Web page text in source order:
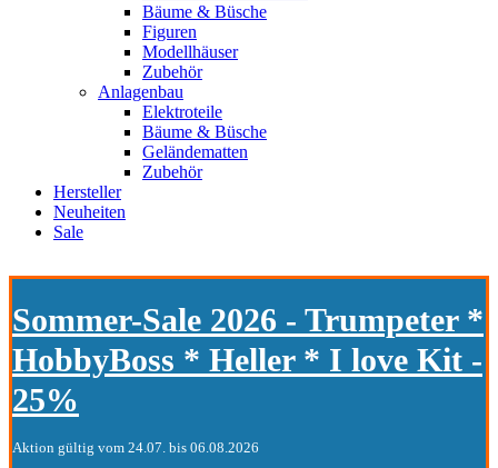
Bäume & Büsche
Figuren
Modellhäuser
Zubehör
Anlagenbau
Elektroteile
Bäume & Büsche
Geländematten
Zubehör
Hersteller
Neuheiten
Sale
Sommer-Sale 2026 - Trumpeter *
HobbyBoss * Heller * I love Kit -
25%
Aktion gültig vom 24.07. bis 06.08.2026